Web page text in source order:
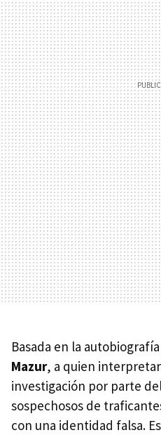
Basada en la
Mazur, a quien
investigación por parte
sospechosos de
con una identidad falsa.